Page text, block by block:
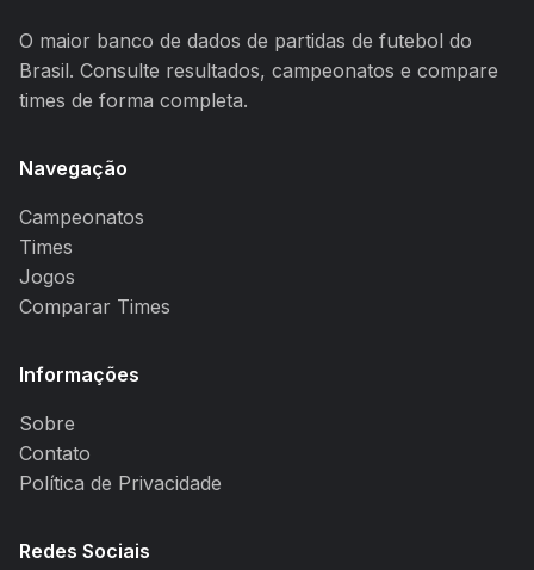
O maior banco de dados de partidas de futebol do
Brasil. Consulte resultados, campeonatos e compare
times de forma completa.
Navegação
Campeonatos
Times
Jogos
Comparar Times
Informações
Sobre
Contato
Política de Privacidade
Redes Sociais